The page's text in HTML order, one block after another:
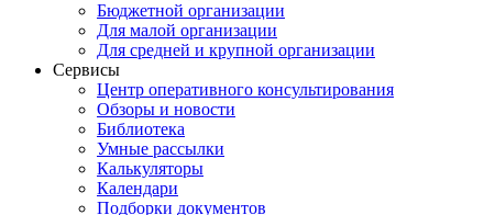
Бюджетной организации
Для малой организации
Для средней и крупной организации
Сервисы
Центр оперативного консультирования
Обзоры и новости
Библиотека
Умные рассылки
Калькуляторы
Календари
Подборки документов